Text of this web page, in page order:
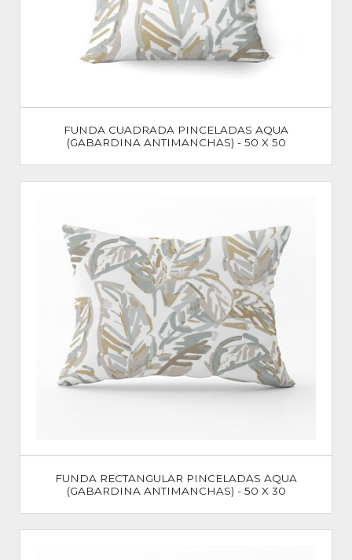
FUNDA CUADRADA PINCELADAS AQUA
(GABARDINA ANTIMANCHAS) - 50 X 50
FUNDA RECTANGULAR PINCELADAS AQUA
(GABARDINA ANTIMANCHAS) - 50 X 30